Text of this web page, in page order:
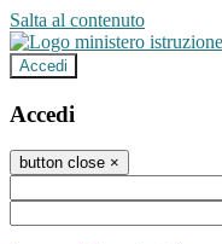
Salta al contenuto
Accedi
Accedi
button close ×